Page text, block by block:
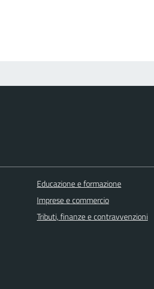
Educazione e formazione
Imprese e commercio
Tributi, finanze e contravvenzioni